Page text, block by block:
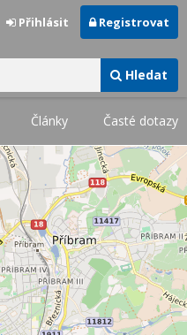
Hledat
Přihlásit Registrovat
Články Časté dotazy